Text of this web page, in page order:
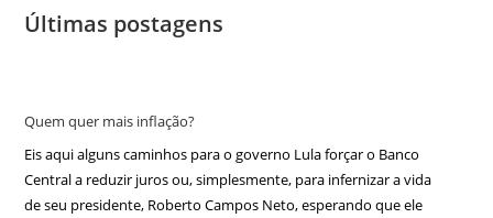
Últimas postagens
Quem quer mais inflação?
Eis aqui alguns caminhos para o governo Lula forçar o Banco
Central a reduzir juros ou, simplesmente, para infernizar a vida
de seu presidente, Roberto Campos Neto, esperando que ele